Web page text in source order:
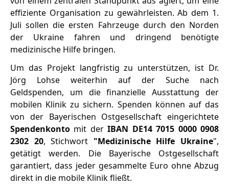
effiziente Organisation zu gewährleisten. Ab dem 1.
Juli sollen die ersten Fahrzeuge durch den Norden
der Ukraine fahren und dringend benötigte
medizinische Hilfe bringen.
Um das Projekt langfristig zu unterstützen, ist Dr.
Jörg Lohse weiterhin auf der Suche nach
Geldspenden, um die finanzielle Ausstattung der
mobilen Klinik zu sichern. Spenden können auf das
von der Bayerischen Ostgesellschaft eingerichtete
Spendenkonto mit derIBAN DE14 7015 0000 0908
2302 20, Stichwort "Medizinische Hilfe Ukraine",
getätigt werden. Die Bayerische Ostgesellschaft
garantiert, dass jeder gesammelte Euro ohne Abzug
direkt in die mobile Klinik fließt.